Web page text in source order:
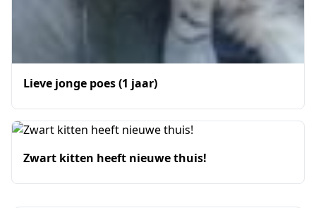
Lieve jonge poes (1 jaar)
Zwart kitten heeft nieuwe thuis!